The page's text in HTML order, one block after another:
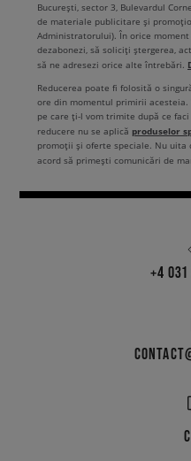
București, sector 3, Bulevardul
de materiale publicitare și
Administratorului). În orice
dezabonezi, să soliciți ștergerea,
să ne adresezi orice alte întrebări.
Reducerea poate fi folosită o
ore din momentul primirii
pe care ți-l vom trimite după ce
reducere nu se aplică produselor
promoții și oferte speciale. Nu uita
acord să primești comunicări de
+4